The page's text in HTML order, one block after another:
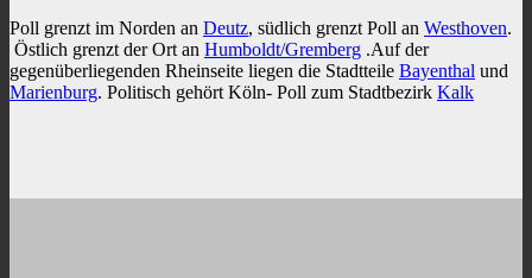
Poll grenzt im Norden an Deutz, südlich grenzt Poll an Westhoven.
Östlich grenzt der Ort an Humboldt/Gremberg .Auf der
gegenüberliegenden Rheinseite liegen die Stadtteile Bayenthal und
Marienburg. Politisch gehört Köln- Poll zum Stadtbezirk Kalk